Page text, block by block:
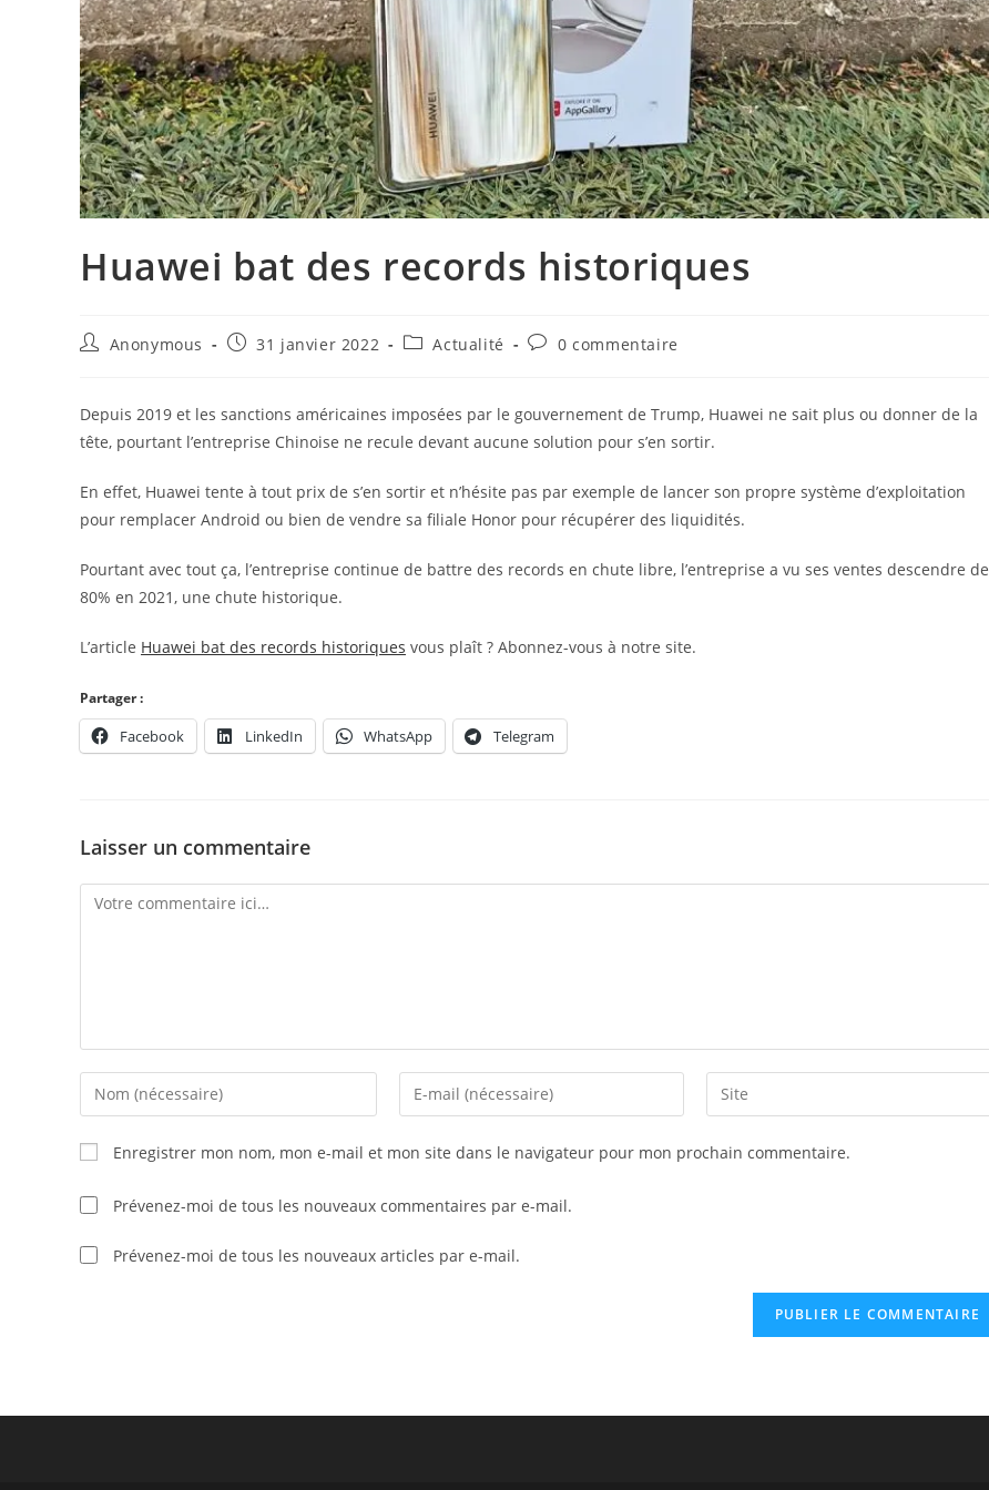
Huawei bat des records historiques
Auteur/autrice
publication :
Anonymous
Publication
31 janvier 2022
PostActualité
Commentaires
publication :
0 commentaire
Depuis 2019 et les sanctions américaines imposées par le gouvernement de Trump, Huawei ne sait plus ou donner de la
tête, pourtant l’entreprise Chinoise ne recule devant aucune solution pour s’en sortir.
En effet, Huawei tente à tout prix de s’en sortir et n’hésite pas par exemple de lancer son propre système d’exploitation
pour remplacer Android ou bien de vendre sa filiale Honor pour récupérer des liquidités.
Pourtant avec tout ça, l’entreprise continue de battre des records en chute libre, l’entreprise a vu ses ventes descendre de
80% en 2021, une chute historique.
L’article Huawei bat des records historiques vous plaît ? Abonnez-vous à notre site.
Partager :
Facebook LinkedIn WhatsApp Telegram
Laisser un commentaire
Comment
Enter
your
name
or
username
comment
Enter
your
Saisir
l’URL
Enregistrer mon nom, mon e-mail et mon site dans le navigateur pour mon prochain commentaire.
Prévenez-moi de tous les nouveaux commentaires par e-mail.
Prévenez-moi de tous les nouveaux articles par e-mail.